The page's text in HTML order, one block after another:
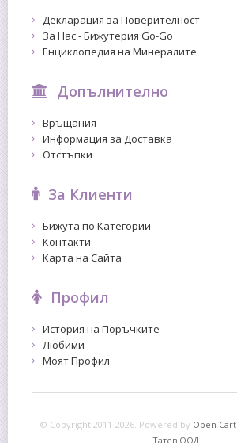
Декларация за Поверителност
За Нас - Бижутерия Go-Go
Енциклопедия на Минералите
Допълнително
Връщания
Информация за Доставка
Отстъпки
За Клиенти
Бижута по Категории
Контакти
Карта на Сайта
Профил
История на Поръчките
Любими
Моят Профил
© Copyright 2011-2026. Powered by Open Cart.
Татев ООД.